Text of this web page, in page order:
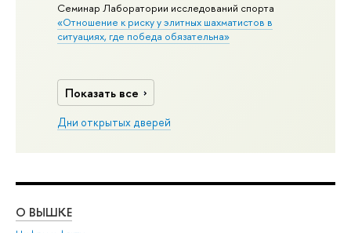
Семинар Лаборатории исследований спорта
«Отношение к риску у элитных шахматистов в
ситуациях, где победа обязательна»
Показать все
Дни открытых дверей
О ВЫШКЕ